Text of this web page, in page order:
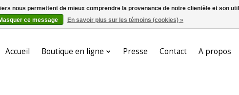
Accueil Boutique en ligne Presse Contact A propos
nous permettent de mieux comprendre la provenance de notre clientèle et son
ce message
En savoir plus sur les témoins (cookies) »